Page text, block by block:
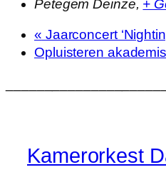
Petegem Deinze, +
« Jaarconcert
Opluisteren
Kamerorkest